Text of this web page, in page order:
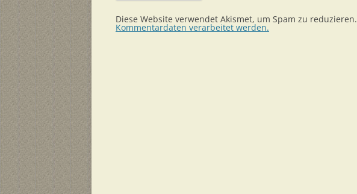
Diese Website verwendet Akismet, um Spam zu reduzieren.
Kommentardaten verarbeitet werden.